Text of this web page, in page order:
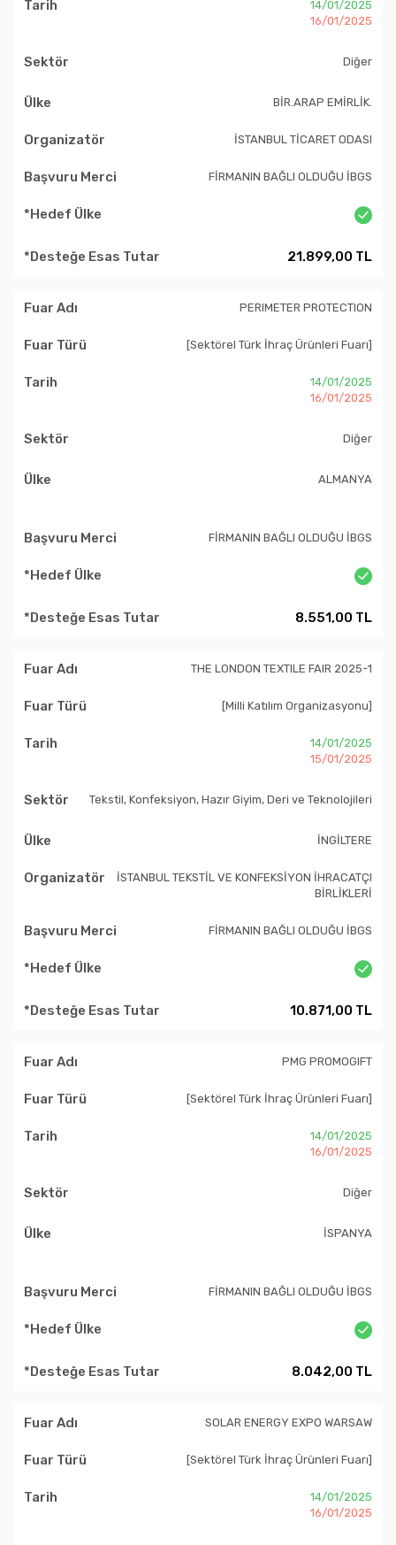
14/01/2025
16/01/2025
Diğer
BİR.ARAP EMİRLİK.
İSTANBUL TİCARET ODASI
FİRMANIN BAĞLI OLDUĞU İBGS
21.899,00 TL
PERIMETER PROTECTION
[Sektörel Türk İhraç Ürünleri Fuarı]
14/01/2025
16/01/2025
Diğer
ALMANYA
FİRMANIN BAĞLI OLDUĞU İBGS
8.551,00 TL
THE LONDON TEXTILE FAIR 2025-1
[Milli Katılım Organizasyonu]
14/01/2025
15/01/2025
Tekstil, Konfeksiyon, Hazır Giyim, Deri ve Teknolojileri
İNGİLTERE
İSTANBUL TEKSTİL VE KONFEKSİYON İHRACATÇI
BİRLİKLERİ
FİRMANIN BAĞLI OLDUĞU İBGS
10.871,00 TL
PMG PROMOGIFT
[Sektörel Türk İhraç Ürünleri Fuarı]
14/01/2025
16/01/2025
Diğer
İSPANYA
FİRMANIN BAĞLI OLDUĞU İBGS
8.042,00 TL
SOLAR ENERGY EXPO WARSAW
[Sektörel Türk İhraç Ürünleri Fuarı]
14/01/2025
16/01/2025